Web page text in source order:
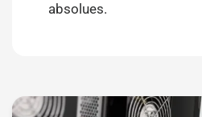
absolues.